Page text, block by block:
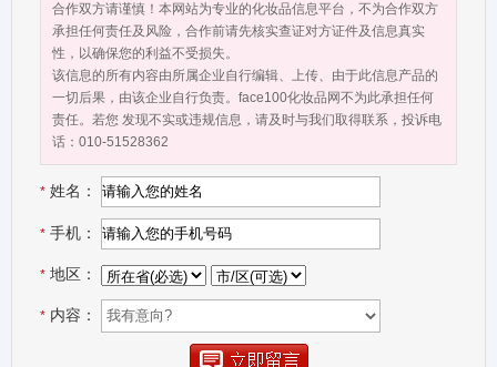
合作双方请谨慎！本网站为专业的化妆品信息平台，不为合作双方
承担任何责任及风险，合作前请先核实查证对方证件及信息真实
性，以确保您的利益不受损失。
该信息的所有内容由所属企业自行编辑、上传、由于此信息产品的
一切后果，由该企业自行负责。face100化妆品网不为此承担任何
责任。若您 发现不实或违规信息，请及时与我们取得联系，投诉电
话：010-51528362
* 姓名：
* 手机：
* 地区：
* 内容：